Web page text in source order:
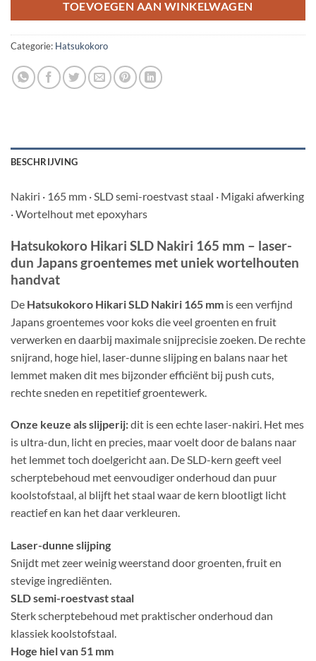
TOEVOEGEN AAN WINKELWAGEN
Categorie: Hatsukokoro
BESCHRIJVING
Nakiri · 165 mm · SLD semi-roestvast staal · Migaki afwerking
· Wortelhout met epoxyhars
Hatsukokoro Hikari SLD Nakiri 165 mm – laser-
dun Japans groentemes met uniek wortelhouten
handvat
De Hatsukokoro Hikari SLD Nakiri 165 mm is een verfijnd
Japans groentemes voor koks die veel groenten en fruit
verwerken en daarbij maximale snijprecisie zoeken. De rechte
snijrand, hoge hiel, laser-dunne slijping en balans naar het
lemmet maken dit mes bijzonder efficiënt bij push cuts,
rechte sneden en repetitief groentewerk.
Onze keuze als slijperij:dit is een echte laser-nakiri. Het mes
is ultra-dun, licht en precies, maar voelt door de balans naar
het lemmet toch doelgericht aan. De SLD-kern geeft veel
scherptebehoud met eenvoudiger onderhoud dan puur
koolstofstaal, al blijft het staal waar de kern blootligt licht
reactief en kan het daar verkleuren.
Laser-dunne slijping
Snijdt met zeer weinig weerstand door groenten, fruit en
stevige ingrediënten.
SLD semi-roestvast staal
Sterk scherptebehoud met praktischer onderhoud dan
klassiek koolstofstaal.
Hoge hiel van 51 mm